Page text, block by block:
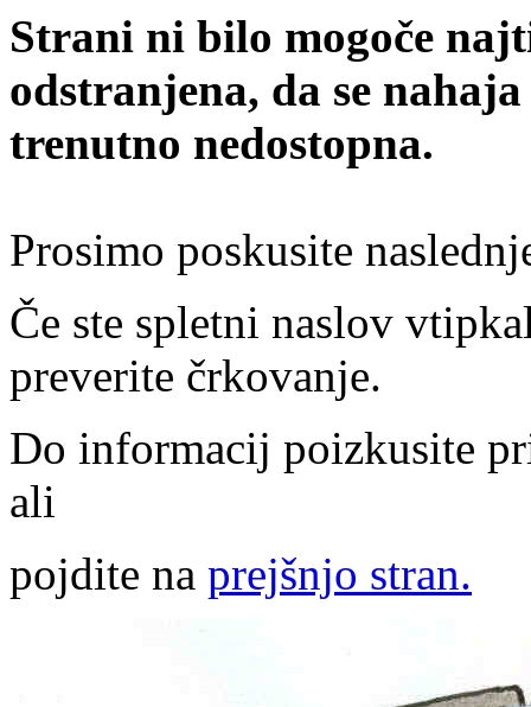
Strani ni bilo mogoče
odstranjena, da se
trenutno nedostopna.
Prosimo poskusite
Če ste spletni naslov
preverite črkovanje.
Do informacij poizkusite
ali
pojdite na prejšnjo stran.